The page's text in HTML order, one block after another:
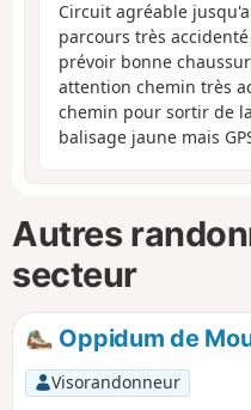
Circuit agréable
parcours très
prévoir bonne
attention chemin très
chemin pour sortir de
balisage jaune mais
Autres
secteur
Oppidum de
Visorandonneur